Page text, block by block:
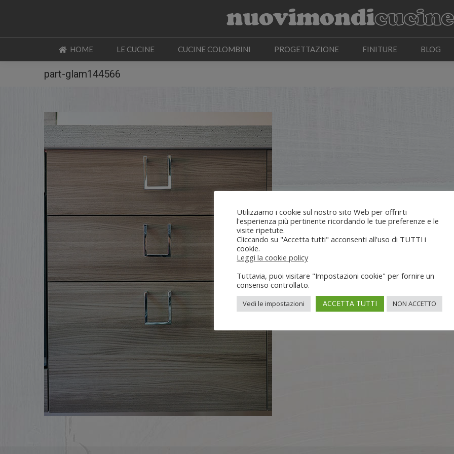
HOME LE CUCINE CUCINE COLOMBINI PROGETTAZIONE FINITURE BLOG
part-glam144566
Utilizziamo i cookie sul nostro sito Web per offrirti
l'esperienza più pertinente ricordando le tue preferenze e le
visite ripetute.
Cliccando su "Accetta tutti" acconsenti all'uso di TUTTI i
cookie.
Leggi la cookie policy
Tuttavia, puoi visitare "Impostazioni cookie" per fornire un
consenso controllato.
Vedi le impostazioni ACCETTA TUTTI NON ACCETTO
CUCINE COLOMBINI PROGETTAZIONE FINITURE BLOG